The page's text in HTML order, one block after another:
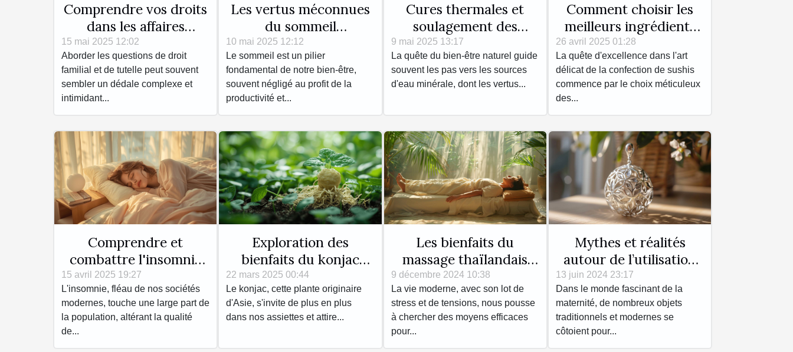
Comprendre vos droits
dans les affaires
familiales et de
dépendance
15 mai 2025 12:02
Aborder les questions de droit
familial et de tutelle peut souvent
sembler un dédale complexe et
intimidant...
Les vertus méconnues
du sommeil
polyphasique Comment
booster votre énergie
10 mai 2025 12:12
Le sommeil est un pilier
fondamental de notre bien-être,
souvent négligé au profit de la
productivité et...
Cures thermales et
soulagement des
affections cutanées
Découvertes sur les
bienfaits des eaux
9 mai 2025 13:17
La quête du bien-être naturel guide
souvent les pas vers les sources
d'eau minérale, dont les vertus...
Comment choisir les
meilleurs ingrédients
pour vos sushis faits
maison
26 avril 2025 01:28
La quête d'excellence dans l'art
délicat de la confection de sushis
commence par le choix méticuleux
des...
Comprendre et
combattre l'insomnie
sans médicaments
astuces naturelles et
efficaces
15 avril 2025 19:27
L'insomnie, fléau de nos sociétés
modernes, touche une large part de
la population, altérant la qualité
de...
Exploration des
bienfaits du konjac
pour la perte de poids
et la santé
22 mars 2025 00:44
Le konjac, cette plante originaire
d'Asie, s'invite de plus en plus
dans nos assiettes et attire...
Les bienfaits du
massage thaïlandais
pour le corps et l'esprit
9 décembre 2024 10:38
La vie moderne, avec son lot de
stress et de tensions, nous pousse
à chercher des moyens efficaces
pour...
Mythes et réalités
autour de l’utilisation
du bola de grossesse
13 juin 2024 23:17
Dans le monde fascinant de la
maternité, de nombreux objets
traditionnels et modernes se
côtoient pour...